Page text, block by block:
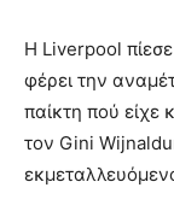
Η Liverpool
φέρει την
παίκτη πού είχε
τον Gini